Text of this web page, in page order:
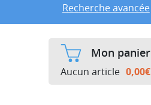
Recherche avancée
Mon panier
Aucun article 0,00€